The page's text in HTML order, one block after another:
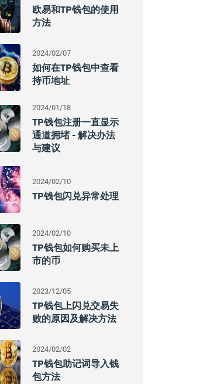
欧易和TP钱包的使用
方法
2024/02/07
如何在TP钱包中查看
持币地址
2024/01/18
TP钱包注册一直显示
通道拥堵 - 解决办法
与建议
2024/02/10
TP钱包闪兑异常处理
2024/02/10
TP钱包如何购买未上
市的币
2023/12/05
TP钱包上闪兑交易失
败的原因及解决方法
2024/02/02
TP钱包助记词导入钱
包方法